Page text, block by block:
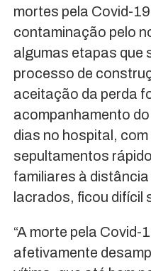
mortes pela Covid-
contaminação pelo
algumas etapas que
processo de
aceitação da perda
acompanhamento
dias no hospital,
sepultamentos
familiares à
lacrados, ficou difícil
“A morte pela Covid-
afetivamente